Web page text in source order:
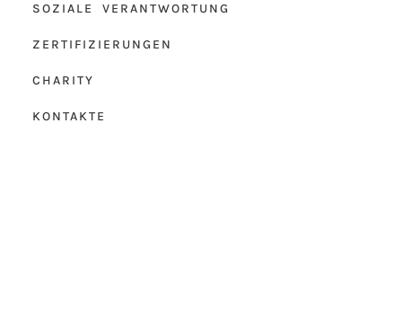
SOZIALE VERANTWORTUNG
ZERTIFIZIERUNGEN
CHARITY
KONTAKTE